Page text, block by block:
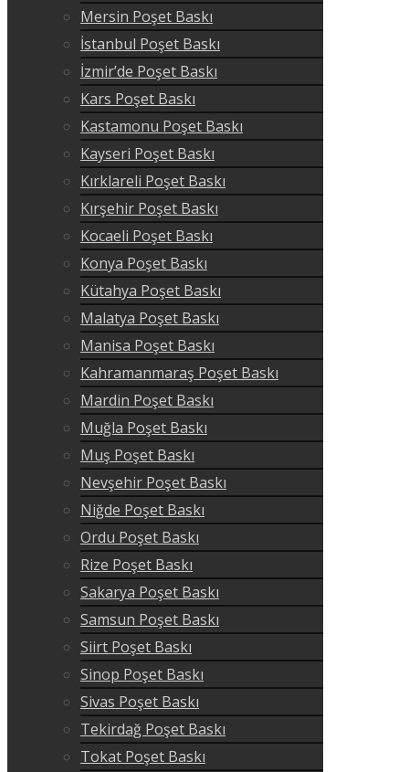
Mersin Poşet Baskı
İstanbul Poşet Baskı
İzmir’de Poşet Baskı
Kars Poşet Baskı
Kastamonu Poşet Baskı
Kayseri Poşet Baskı
Kırklareli Poşet Baskı
Kırşehir Poşet Baskı
Kocaeli Poşet Baskı
Konya Poşet Baskı
Kütahya Poşet Baskı
Malatya Poşet Baskı
Manisa Poşet Baskı
Kahramanmaraş Poşet Baskı
Mardin Poşet Baskı
Muğla Poşet Baskı
Muş Poşet Baskı
Nevşehir Poşet Baskı
Niğde Poşet Baskı
Ordu Poşet Baskı
Rize Poşet Baskı
Sakarya Poşet Baskı
Samsun Poşet Baskı
Siirt Poşet Baskı
Sinop Poşet Baskı
Sivas Poşet Baskı
Tekirdağ Poşet Baskı
Tokat Poşet Baskı